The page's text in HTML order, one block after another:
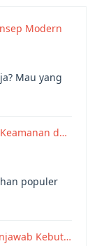
Modern
Mau yang
d…
populer
Kebut…